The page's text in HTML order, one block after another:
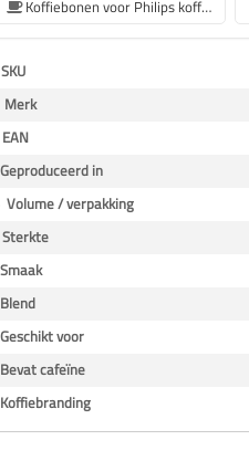
Koffiebonen voor Philips koffiemachine
SKU
Merk
EAN
Geproduceerd in
Volume / verpakking
Sterkte
Smaak
Blend
Geschikt voor
Bevat cafeïne
Koffiebranding